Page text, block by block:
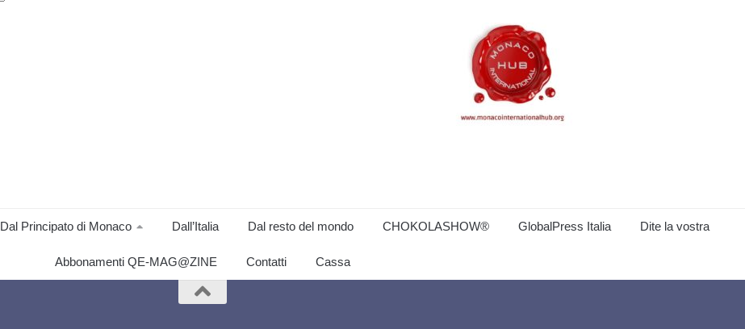
Dal Principato di Monaco Dall’Italia Dal resto del mondo CHOKOLASHOW® GlobalPress Italia Dite la vostra
Abbonamenti QE-MAG@ZINE Contatti Cassa